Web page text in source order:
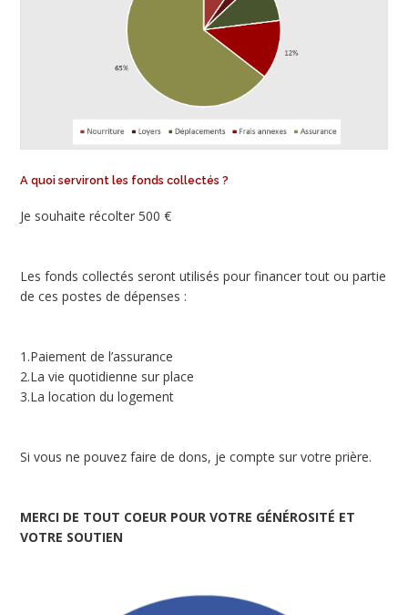
A quoi serviront les fonds collectés ?
Je souhaite récolter 500 €
Les fonds collectés seront utilisés pour financer tout ou partie
de ces postes de dépenses :
1.Paiement de l’assurance
2.La vie quotidienne sur place
3.La location du logement
Si vous ne pouvez faire de dons, je compte sur votre prière.
MERCI DE TOUT COEUR POUR VOTRE GÉNÉROSITÉ ET
VOTRE SOUTIEN